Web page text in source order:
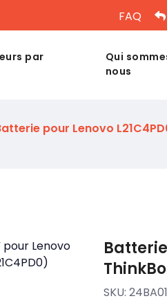
FAQ
par
Qui
nous
pour Lenovo
SKU: